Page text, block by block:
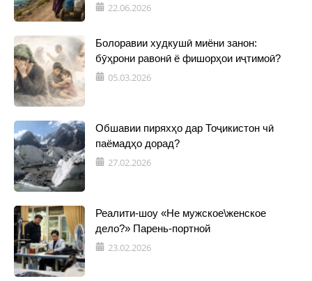
22.06.2026
Болоравии худкушӣ миёни занон:
бӯҳрони равонӣ ё фишорҳои иҷтимоӣ?
05.03.2026
Обшавии пиряхҳо дар Тоҷикистон чӣ
паёмадҳо дорад?
27.02.2026
Реалити-шоу «Не мужское\женское
дело?» Парень-портной
23.02.2026